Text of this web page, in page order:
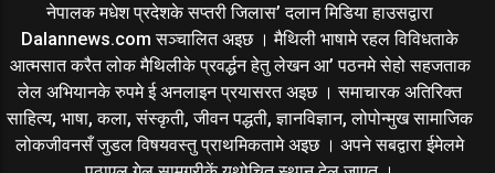
नेपालक मधेश प्रदेशके सप्तरी जिलास’ दलान मिडिया हाउसद्वारा
Dalannews.com सञ्चालित अइछ । मैथिली भाषामे रहल विविधताके
आत्मसात करैत लोक मैथिलीके प्रवर्द्धन हेतु लेखन आ’ पठनमे सेहो सहजताक
लेल अभियानके रुपमे ई अनलाइन प्रयासरत अइछ । समाचारक अतिरिक्त
साहित्य, भाषा, कला, संस्कृती, जीवन पद्धती, ज्ञानविज्ञान, लोपोन्मुख सामाजिक
लोकजीवनसँ जुडल विषयवस्तु प्राथमिकतामे अइछ । अपने सबद्वारा ईमेलमे